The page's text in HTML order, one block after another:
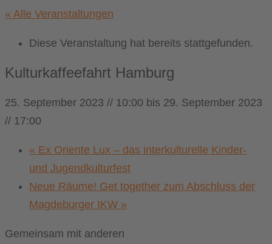
« Alle Veranstaltungen
Diese Veranstaltung hat bereits stattgefunden.
Kulturkaffeefahrt Hamburg
25. September 2023 // 10:00 bis 29. September 2023
// 17:00
« Ex Oriente Lux – das interkulturelle Kinder-
und Jugendkulturfest
Neue Räume! Get together zum Abschluss der
Magdeburger IKW »
Gemeinsam mit anderen